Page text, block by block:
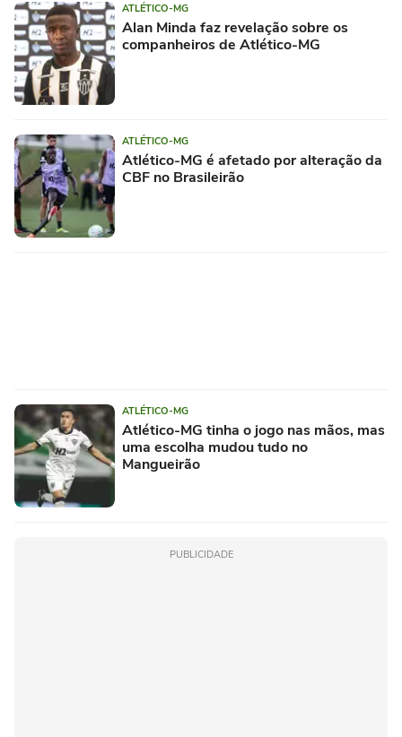
ATLÉTICO-MG
Alan Minda faz revelação sobre os
companheiros de Atlético-MG
ATLÉTICO-MG
Atlético-MG é afetado por alteração da
CBF no Brasileirão
ATLÉTICO-MG
Atlético-MG tinha o jogo nas mãos, mas
uma escolha mudou tudo no
Mangueirão
PUBLICIDADE